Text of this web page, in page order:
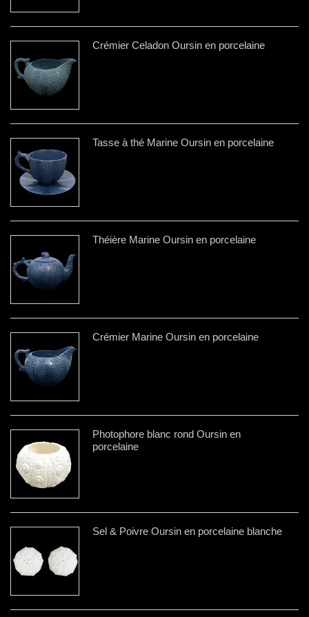
Crémier Celadon Oursin en porcelaine
Tasse à thé Marine Oursin en porcelaine
Théière Marine Oursin en porcelaine
Crémier Marine Oursin en porcelaine
Photophore blanc rond Oursin en
porcelaine
Sel & Poivre Oursin en porcelaine blanche